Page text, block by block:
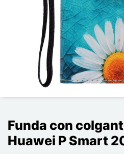
Funda con
Huawei P Smart